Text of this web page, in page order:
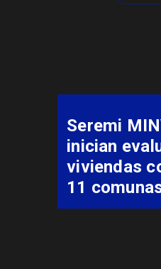
Fondo
familia de
costear
Síndrome